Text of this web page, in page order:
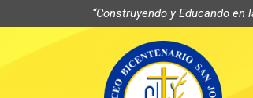
“Construyendo y Educando en